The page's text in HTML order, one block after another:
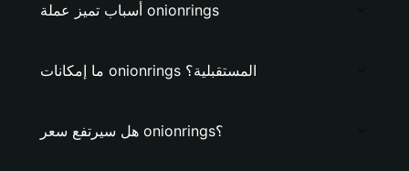
أسباب تميز عملة onionrings
ما إمكانات onionrings المستقبلية؟
هل سيرتفع سعر onionrings؟